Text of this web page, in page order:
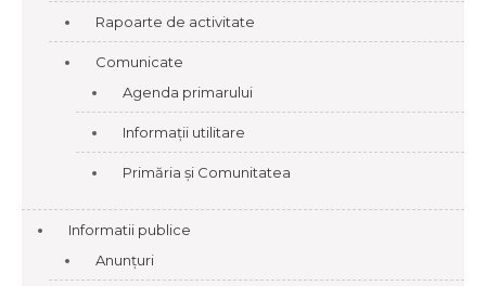
Rapoarte de activitate
Comunicate
Agenda primarului
Informații utilitare
Primăria și Comunitatea
Informatii publice
Anunțuri